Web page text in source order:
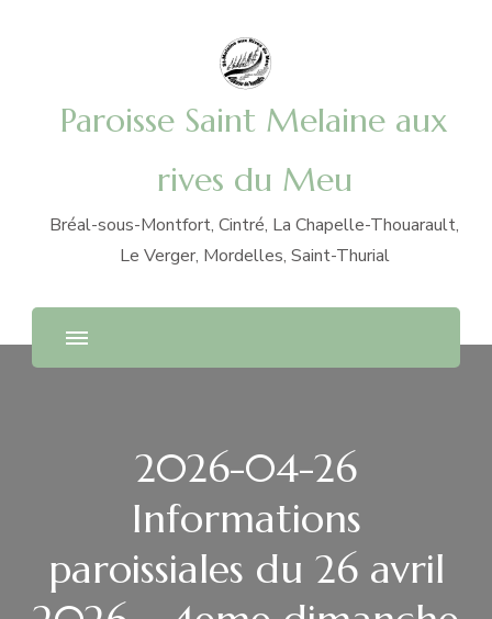
Paroisse Saint Melaine aux
rives du Meu
Bréal-sous-Montfort, Cintré, La Chapelle-Thouarault,
Le Verger, Mordelles, Saint-Thurial
2026-04-26
Informations
paroissiales du 26 avril